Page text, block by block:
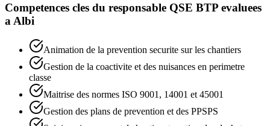
Competences cles du responsable QSE BTP evaluees
a Albi
Animation de la prevention securite sur les chantiers
Gestion de la coactivite et des nuisances en perimetre
classe
Maitrise des normes ISO 9001, 14001 et 45001
Gestion des plans de prevention et des PPSPS